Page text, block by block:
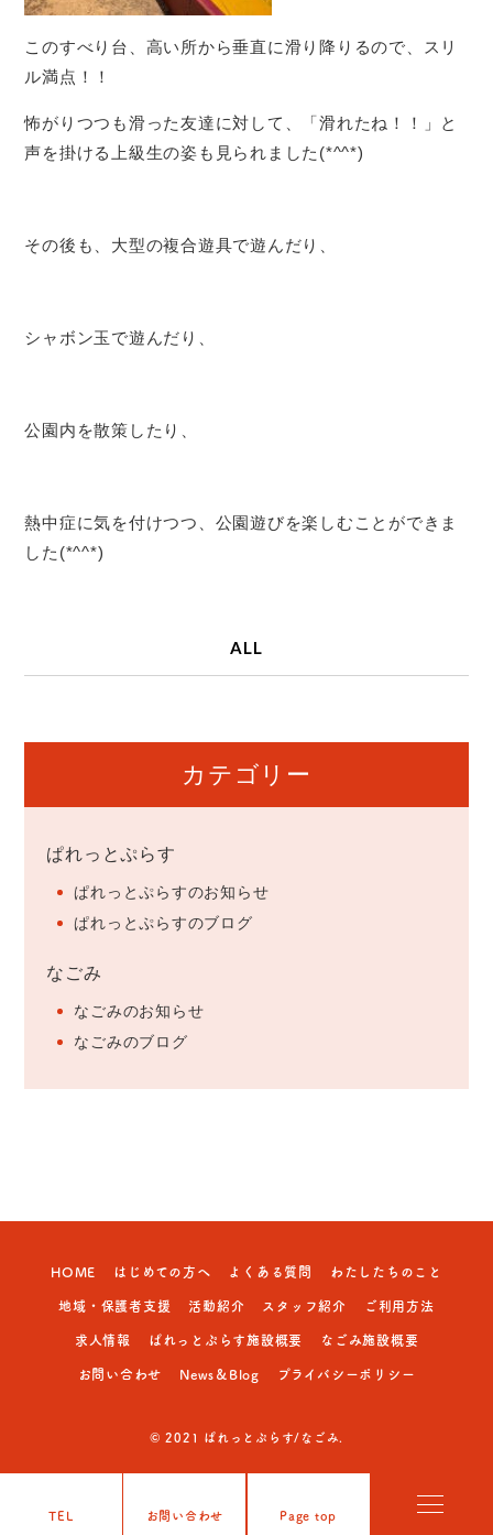
TEL お問い合わせ Page top
このすべり台、高い所から垂直に滑り降りるので、スリ
ル満点！！
怖がりつつも滑った友達に対して、「滑れたね！！」と
声を掛ける上級生の姿も見られました(*^^*)
その後も、大型の複合遊具で遊んだり、
シャボン玉で遊んだり、
公園内を散策したり、
熱中症に気を付けつつ、公園遊びを楽しむことができま
した(*^^*)
ALL
カテゴリー
ぱれっとぷらす
ぱれっとぷらすのお知らせ
ぱれっとぷらすのブログ
なごみ
なごみのお知らせ
なごみのブログ
HOME はじめての方へ よくある質問
わたしたちのこと
地域・保護者支援
活動紹介 スタッフ紹介
ご利用方法
求人情報
ぱれっとぷらす施設概要
なごみ施設概要
お問い合わせ
News＆Blog プライバシーポリシー
© 2021 ぱれっとぷらす/なごみ.